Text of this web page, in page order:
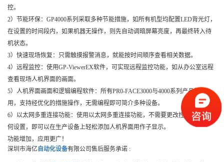
控。
2）节能环保：GP4000系列采取多种节能措施，如所有机型均配置LED背光灯，
在设置的时间段内，如果机器无操作，则先自动调暗屏幕亮度，再最终转入待
机状态。
3）快速现场恢复：只需触摸报警消息，就能按时间顺序查看相关数据。
4）远程监控：使用GP-ViewerEX软件，可实现远程监控功能，如从办公室远程
查看现场人机界面的画面。
5）人机界面画面和逻辑编程软件：所有PR0-FACE3000与4000系列产品均实
用，支持经优化的措施操作，无需编程即可简介多种设备。
6）以太网多重连接功能：使用以太网多重连接功能，不需要更改控制器上的任
何设置，即可以在生产设备上轻松添加人机界面用作子显示。
功能增加，应用更广！
深圳市海亿 自动化设备有限公司售后服务承诺 :